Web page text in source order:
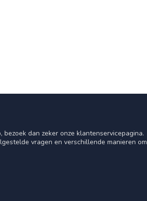
dan zeker onze klantenservicepagina.
vragen en verschillende manieren om